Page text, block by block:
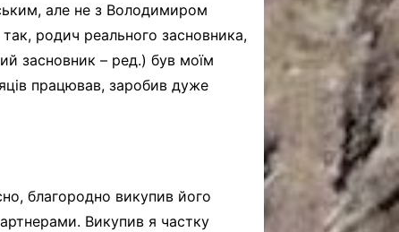
але не з Володимиром
родич реального засновника,
засновник – ред.) був моїм
працював, заробив дуже
благородно викупив його
Викупив я частку